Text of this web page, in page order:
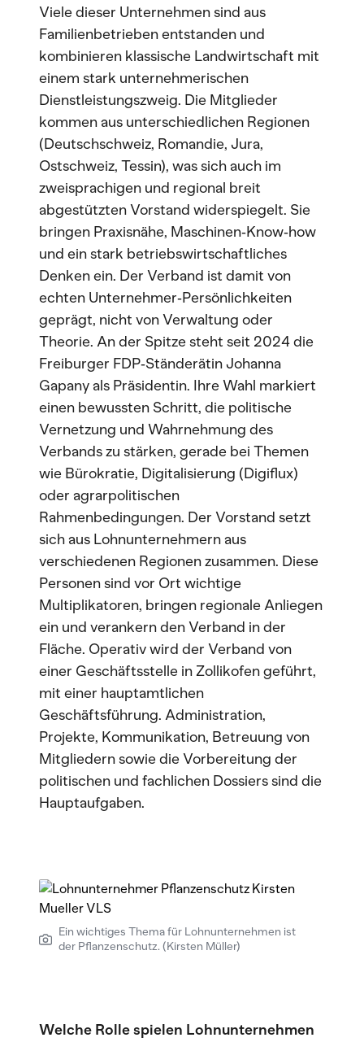
Viele dieser Unternehmen sind aus
Familienbetrieben entstanden und
kombinieren klassische Landwirtschaft mit
einem stark unternehmerischen
Dienstleistungszweig. Die Mitglieder
kommen aus unterschiedlichen Regionen
(Deutschschweiz, Romandie, Jura,
Ostschweiz, Tessin), was sich auch im
zweisprachigen und regional breit
abgestützten Vorstand widerspiegelt. Sie
bringen Praxisnähe, Maschinen‑Know‑how
und ein stark betriebswirtschaftliches
Denken ein. Der Verband ist damit von
echten Unternehmer‑Persönlichkeiten
geprägt, nicht von Verwaltung oder
Theorie. An der Spitze steht seit 2024 die
Freiburger FDP‑Ständerätin Johanna
Gapany als Präsidentin. Ihre Wahl markiert
einen bewussten Schritt, die politische
Vernetzung und Wahrnehmung des
Verbands zu stärken, gerade bei Themen
wie Bürokratie, Digitalisierung (Digiflux)
oder agrarpolitischen
Rahmenbedingungen. Der Vorstand setzt
sich aus Lohnunternehmern aus
verschiedenen Regionen zusammen. Diese
Personen sind vor Ort wichtige
Multiplikatoren, bringen regionale Anliegen
ein und verankern den Verband in der
Fläche. Operativ wird der Verband von
einer Geschäftsstelle in Zollikofen geführt,
mit einer hauptamtlichen
Geschäftsführung. Administration,
Projekte, Kommunikation, Betreuung von
Mitgliedern sowie die Vorbereitung der
politischen und fachlichen Dossiers sind die
Hauptaufgaben.
Ein wichtiges Thema für Lohnunternehmen ist
der Pflanzenschutz. (Kirsten Müller)
Welche Rolle spielen Lohnunternehmen